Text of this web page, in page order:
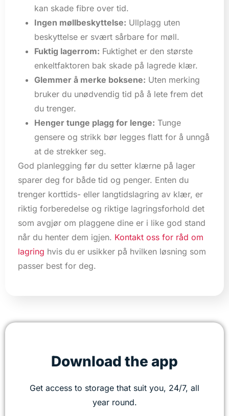
kan skade fibre over tid.
Ingen møllbeskyttelse: Ullplagg uten
beskyttelse er svært sårbare for møll.
Fuktig lagerrom: Fuktighet er den største
enkeltfaktoren bak skade på lagrede klær.
Glemmer å merke boksene: Uten merking
bruker du unødvendig tid på å lete frem det
du trenger.
Henger tunge plagg for lenge: Tunge
gensere og strikk bør legges flatt for å unngå
at de strekker seg.
God planlegging før du setter klærne på lager
sparer deg for både tid og penger. Enten du
trenger korttids- eller langtidslagring av klær, er
riktig forberedelse og riktige lagringsforhold det
som avgjør om plaggene dine er i like god stand
når du henter dem igjen. Kontakt oss for råd om
lagring hvis du er usikker på hvilken løsning som
passer best for deg.
Download the app
Get access to storage that suit you, 24/7, all
year round.